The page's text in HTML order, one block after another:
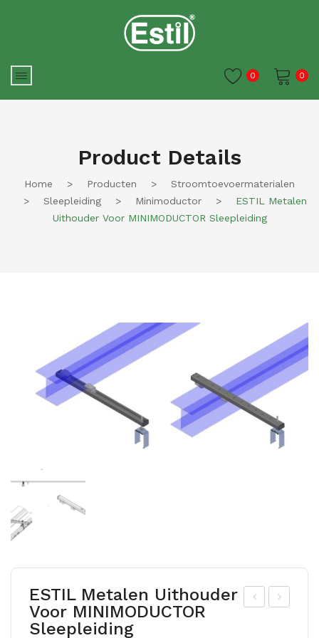
0
0
Product Details
Home > Producten >
Stroomtoevoermaterialen
>
Sleepleiding > Minimoductor >
ESTIL Metalen
Uithouder Voor MINIMODUCTOR Sleepleiding
ESTIL Metalen Uithouder
Voor MINIMODUCTOR
Sleepleiding